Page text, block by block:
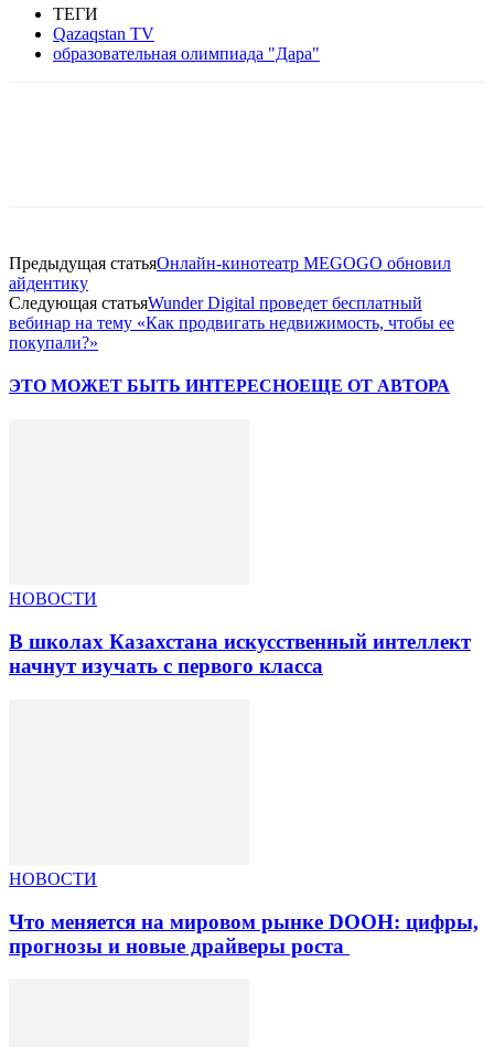
ТЕГИ
Qazaqstan TV
образовательная олимпиада "Дара"
Предыдущая статьяОнлайн-кинотеатр MEGOGO обновил
айдентику
Следующая статьяWunder Digital проведет бесплатный
вебинар на тему «Как продвигать недвижимость, чтобы ее
покупали?»
ЭТО МОЖЕТ БЫТЬ ИНТЕРЕСНОЕЩЕ ОТ АВТОРА
НОВОСТИ
В школах Казахстана искусственный интеллект
начнут изучать с первого класса
НОВОСТИ
Что меняется на мировом рынке DOOH: цифры,
прогнозы и новые драйверы роста